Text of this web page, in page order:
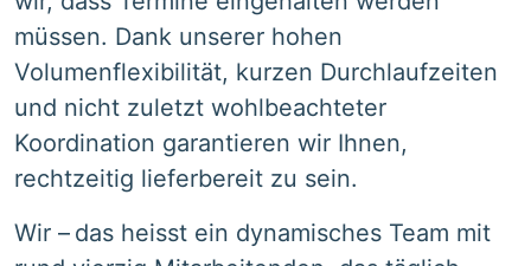
müssen. Dank unserer hohen
Volumenflexibilität, kurzen Durchlaufzeiten
und nicht zuletzt wohlbeachteter
Koordination garantieren wir Ihnen,
rechtzeitig lieferbereit zu sein.
Wir – das heisst ein dynamisches Team mit